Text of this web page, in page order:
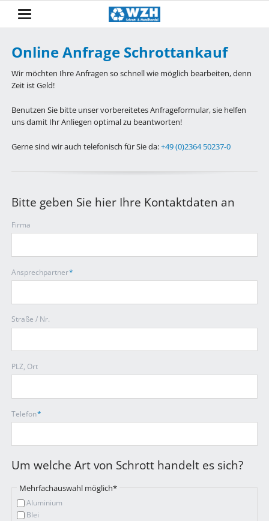
Online Anfrage Schrottankauf
Wir möchten Ihre Anfragen so schnell wie möglich bearbeiten, denn
Zeit ist Geld!
Benutzen Sie bitte unser vorbereitetes Anfrageformular, sie helfen
uns damit Ihr Anliegen optimal zu beantworten!
Gerne sind wir auch telefonisch für Sie da:+49 (0)2364 50237-0
Bitte geben Sie hier Ihre Kontaktdaten an
Firma
Pflichtfeld
Ansprechpartner*
Straße / Nr.
PLZ, Ort
Pflichtfeld
Telefon*
Um welche Art von Schrott handelt es sich?
Pflichtfeld
Mehrfachauswahl möglich*
Aluminium
Blei